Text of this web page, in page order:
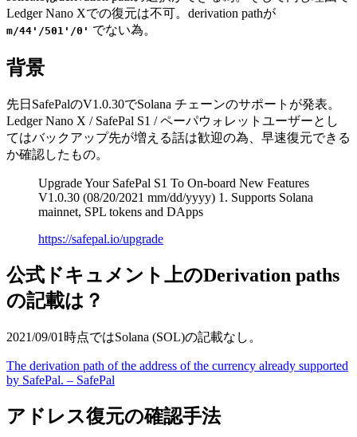
Ledger Nano Xでの復元は不可。derivation pathが
m/44'/501'/0' でない為。
背景
先日SafePalのV1.0.30でSolana チェーンのサポートが発表。
Ledger Nano X / SafePal S1 / ペーパウォレットユーザーとし
てはバックアップ先が増える話は歓迎の為、早速復元できる
か確認したもの。
Upgrade Your SafePal S1 To On-board New Features
V1.0.30 (08/20/2021 mm/dd/yyyy) 1. Supports Solana
mainnet, SPL tokens and DApps
https://safepal.io/upgrade
公式ドキュメント上のDerivation paths
の記載は？
2021/09/01時点ではSolana (SOL)の記載なし。
The derivation path of the address of the currency already supported
by SafePal. – SafePal
アドレス復元の確認手法